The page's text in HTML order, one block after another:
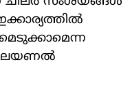
ലയണൽ